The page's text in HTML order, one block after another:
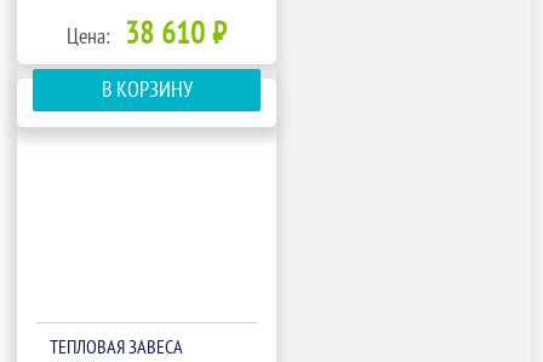
Цена: 38 610 ₽
В КОРЗИНУ
ТЕПЛОВАЯ ЗАВЕСА